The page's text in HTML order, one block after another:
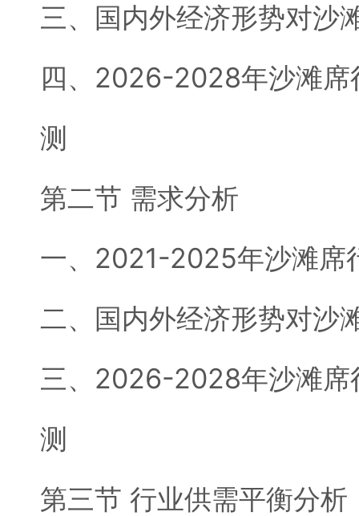
三、国内外经济形势对沙
四、2026-2028年沙滩席
测
第二节 需求分析
一、2021-2025年沙滩席
二、国内外经济形势对沙
三、2026-2028年沙滩席
测
第三节 行业供需平衡分析